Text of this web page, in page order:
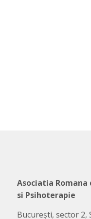
Asociatia Romana
si Psihoterapie
București, sector 2,